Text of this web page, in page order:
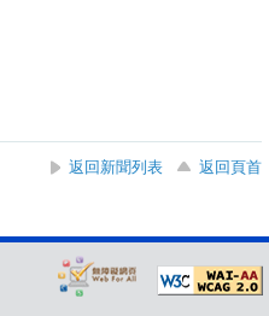
返回新聞列表
返回頁首